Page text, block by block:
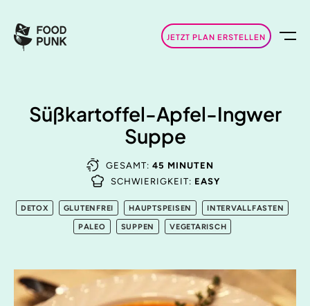
JETZT PLAN ERSTELLEN
Süßkartoffel-Apfel-Ingwer
Suppe
GESAMT: 45 MINUTEN
SCHWIERIGKEIT: EASY
DETOX GLUTENFREI HAUPTSPEISEN INTERVALLFASTEN
PALEO SUPPEN VEGETARISCH